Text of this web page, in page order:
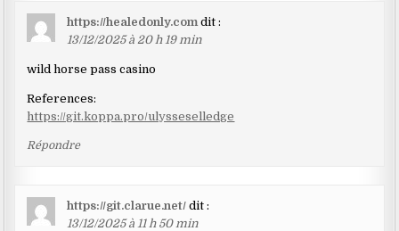
https://healedonly.com dit :
13/12/2025 à 20 h 19 min
wild horse pass casino
References:
https://git.koppa.pro/ulysseselledge
Répondre
https://git.clarue.net/ dit :
13/12/2025 à 11 h 50 min